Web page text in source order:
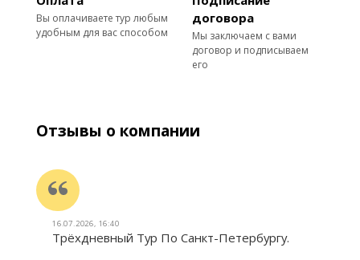
Вы оплачиваете тур любым
удобным для вас способом
договора
Мы заключаем с вами
договор и подписываем
его
Отзывы о компании
16.07.2026, 16:40
Трёхдневный Тур По Санкт-Петербургу.